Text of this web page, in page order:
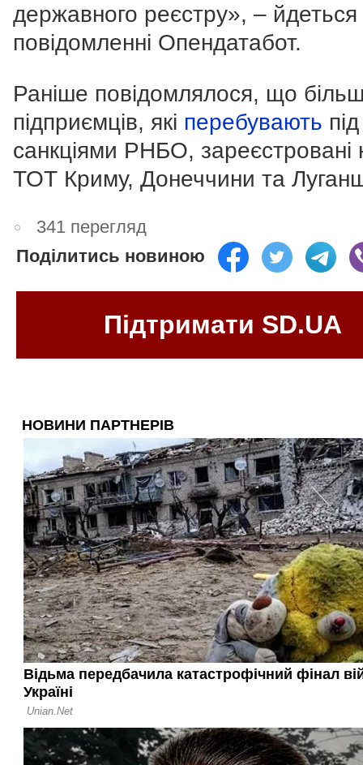
державного реєстру», – йдеться
повідомленні Опендатабот.
Раніше повідомлялося, що
підприємців, які перебувають під
санкціями РНБО, зареєстровані
ТОТ Криму, Донеччини та
341 перегляд
Поділитись новиною
Підтримати SD.UA